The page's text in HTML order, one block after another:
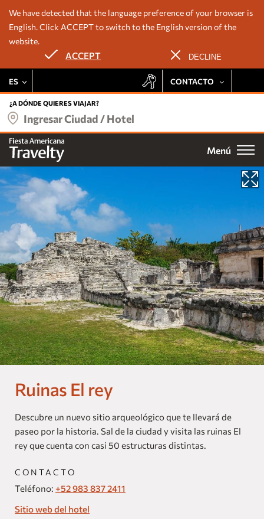
ES CONTACTO
+52 443 137 8728
524433108137
Email
Deléitate con la experiencia Fiesta Rewards en todas las
propiedades Travelty:
Tarifa preferencial
Promociones exclusivas
Acumulación de puntos
Noches gratis
Acceso a eventos especiales
ÚNETE
¿A DÓNDE QUIERES VIAJAR?
Ingresar Ciudad / Hotel
Menú
Nuestros hoteles
Ofertas
Destinos
Grupos
Bodas
Fiesta Rewards
Experiencias
Vacation Club
Nuestras Marcas
Homes and Residences
Corporate +
Blog
Próximas Aperturas
Dog Friendly
We have detected that the language preference of your browser is
English. Click ACCEPT to switch to the English version of the
website.
ACCEPT DECLINE
Ruinas El rey
Descubre un nuevo sitio arqueológico que te llevará de
paseo por la historia. Sal de la ciudad y visita las ruinas El
rey que cuenta con casi 50 estructuras distintas.
CONTACTO
Teléfono: +52 983 837 2411
Sitio web del hotel